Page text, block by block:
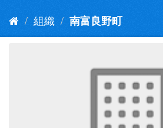
組織 南富良野町